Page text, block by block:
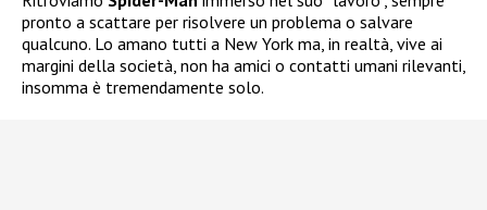
pronto a scattare per risolvere un problema o salvare
qualcuno. Lo amano tutti a New York ma, in realtà, vive ai
margini della società, non ha amici o contatti umani rilevanti,
insomma è tremendamente solo.